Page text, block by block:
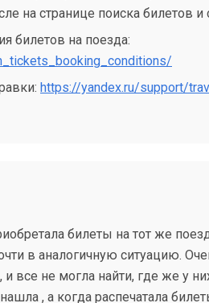
на странице поиска билетов и
билетов на поезда:
https://yandex.ru/support/
билеты на тот же
в аналогичную ситуацию.
и все не могла найти, где же у
, а когда распечатала